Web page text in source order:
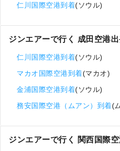
仁川国際空港到着(ソウル)
ジンエアーで行く 成田空港
仁川国際空港到着(ソウル)
マカオ国際空港到着(マカオ)
金浦国際空港到着(ソウル)
務安国際空港（ムアン）到着(
ジンエアーで行く 関西国際